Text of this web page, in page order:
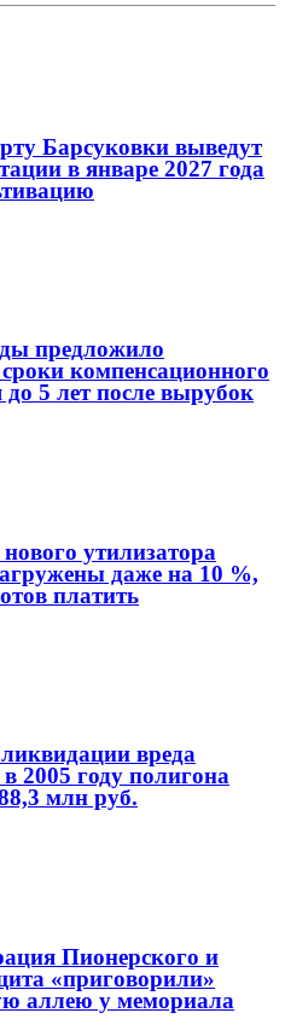
Барсуковки выведут
в январе 2027 года
предложило
компенсационного
до 5 лет после вырубок
утилизатора
даже на 10 %,
платить
вреда
2005 году полигона
млн руб.
Пионерского и
«приговорили»
аллею у мемориала